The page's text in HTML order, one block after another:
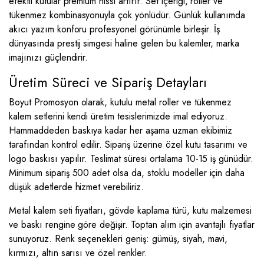
tükenmez kombinasyonuyla çok yönlüdür. Günlük kullanımda
akıcı yazım konforu profesyonel görünümle birleşir. İş
dünyasında prestij simgesi haline gelen bu kalemler, marka
imajınızı güçlendirir.
Üretim Süreci ve Sipariş Detayları
Boyut Promosyon olarak, kutulu metal roller ve tükenmez
kalem setlerini kendi üretim tesislerimizde imal ediyoruz.
Hammaddeden baskıya kadar her aşama uzman ekibimiz
tarafından kontrol edilir. Sipariş üzerine özel kutu tasarımı ve
logo baskısı yapılır. Teslimat süresi ortalama 10-15 iş günüdür.
Minimum sipariş 500 adet olsa da, stoklu modeller için daha
düşük adetlerde hizmet verebiliriz.
Metal kalem seti fiyatları, gövde kaplama türü, kutu malzemesi
ve baskı rengine göre değişir. Toptan alım için avantajlı fiyatlar
sunuyoruz. Renk seçenekleri geniş: gümüş, siyah, mavi,
kırmızı, altın sarısı ve özel renkler.